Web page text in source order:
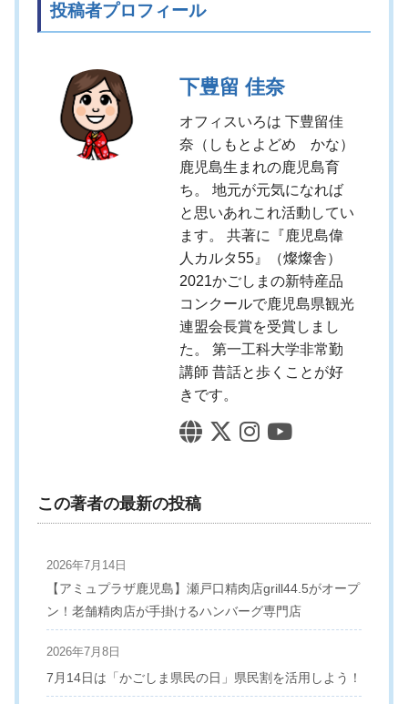
投稿者プロフィール
下豊留 佳奈
オフィスいろは 下豊留佳
奈（しもとよどめ かな）
鹿児島生まれの鹿児島育
ち。 地元が元気になれば
と思いあれこれ活動してい
ます。 共著に『鹿児島偉
人カルタ55』（燦燦舎）
2021かごしまの新特産品
コンクールで鹿児島県観光
連盟会長賞を受賞しまし
た。 第一工科大学非常勤
講師 昔話と歩くことが好
きです。
この著者の最新の投稿
2026年7月14日
【アミュプラザ鹿児島】瀬戸口精肉店grill44.5がオープ
ン！老舗精肉店が手掛けるハンバーグ専門店
2026年7月8日
7月14日は「かごしま県民の日」県民割を活用しよう！